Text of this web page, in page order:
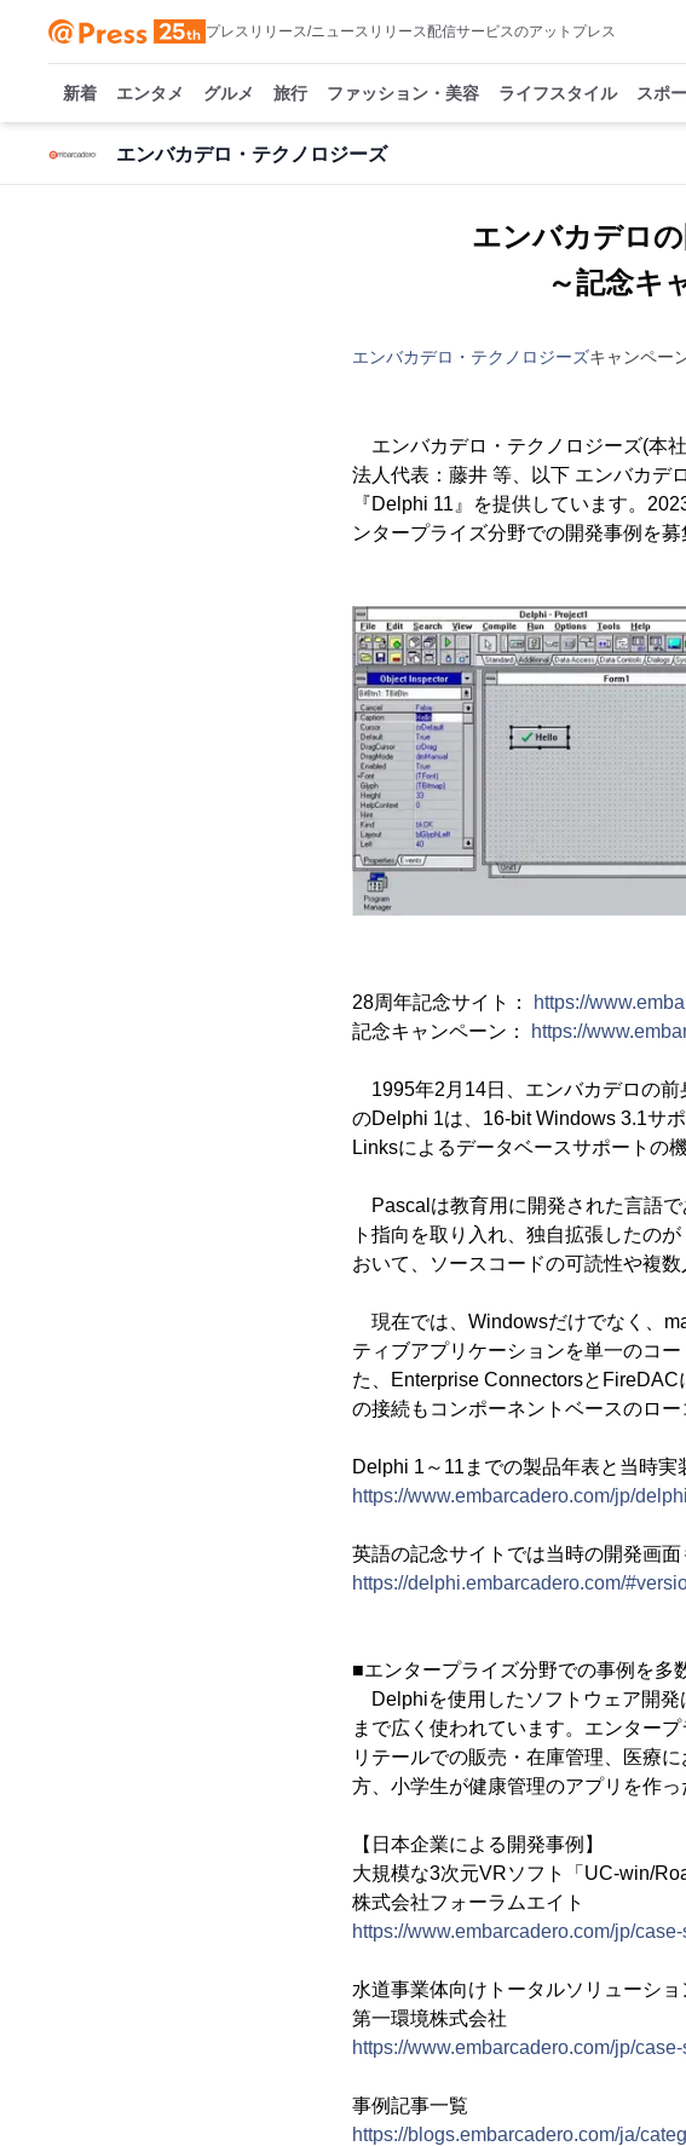
プレスリリース/ニュースリリース配信サービスのアットプレス
新着 エンタメ グルメ 旅行 ファッション・美容 ライフスタイル スポ
エンバカデロ・テクノロジーズ
エンバカデロ
～記念キ
エンバカデロ・テクノロジーズキャンペー
エンバカデロ・テクノロジーズ(本
法人代表：藤井 等、以下 エンバカデ
『Delphi 11』を提供しています。
ンタープライズ分野での開発事例を募
28周年記念サイト：
https://
記念キャンペーン：
https://
1995年2月14日、エンバカデロの前
のDelphi 1は、16-bit Windows 3.1サ
Linksによるデータベースサポートの
Pascalは教育用に開発された言語で
ト指向を取り入れ、独自拡張したの
おいて、ソースコードの可読性や複
現在では、Windowsだけでなく、
ティブアプリケーションを単一のコ
た、Enterprise Connectorsと
の接続もコンポーネントベースのロ
Delphi 1～11までの製品年表と当時実
https://www.embarcadero.com/jp/
英語の記念サイトでは当時の開発画面
https://delphi.embarcadero.com/
■エンタープライズ分野での事例を多
Delphiを使用したソフトウェア開発
まで広く使われています。エンター
リテールでの販売・在庫管理、医療
方、小学生が健康管理のアプリを作っ
【日本企業による開発事例】
大規模な3次元VRソフト「UC-win/
株式会社フォーラムエイト
https://www.embarcadero.com/jp/
水道事業体向けトータルソリューシ
第一環境株式会社
https://www.embarcadero.com/jp/
事例記事一覧
https://blogs.embarcadero.com/ja/